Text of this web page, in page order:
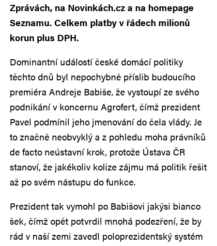
Zprávách, na Novinkách.cz a na homepage
Seznamu. Celkem platby v řádech milionů
korun plus DPH.
Dominantní událostí české domácí politiky
těchto dnů byl nepochybně příslib budoucího
premiéra Andreje Babiše, že vystoupí ze svého
podnikání v koncernu Agrofert, čímž prezident
Pavel podmínil jeho jmenování do čela vlády. Je
to značně neobvyklý a z pohledu moha právníků
de facto neústavní krok, protože Ústava ČR
stanoví, že jakékoliv kolize zájmu má politik řešit
až po svém nástupu do funkce.
Prezident tak vymohl po Babišovi jakýsi bianco
šek, čímž opět potvrdil mnohá podezření, že by
rád v naší zemi zavedl poloprezidentský systém